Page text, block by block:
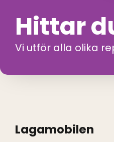
Hittar
Vi utför alla olika
Lagamobilen